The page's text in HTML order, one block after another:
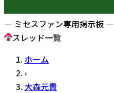
— ミセスファン専用掲示板 —
スレッド一覧
ホーム
›
大森元貴